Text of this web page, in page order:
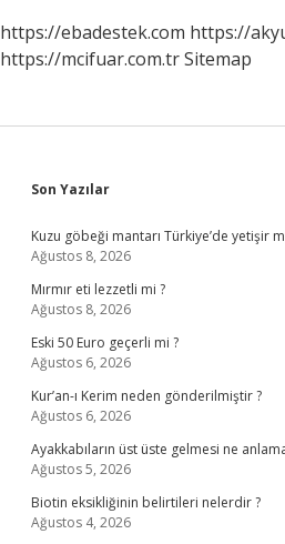
https://ebadestek.com https://
https://mcifuar.com.trSitemap
Sidebar
Son Yazılar
Kuzu göbeği mantarı Türkiye’de yetişir
Ağustos 8, 2026
Mırmır eti lezzetli mi ?
Ağustos 8, 2026
Eski 50 Euro geçerli mi ?
Ağustos 6, 2026
Kur’an-ı Kerim neden gönderilmiştir ?
Ağustos 6, 2026
Ayakkabıların üst üste gelmesi ne
Ağustos 5, 2026
Biotin eksikliğinin belirtileri nelerdir ?
Ağustos 4, 2026